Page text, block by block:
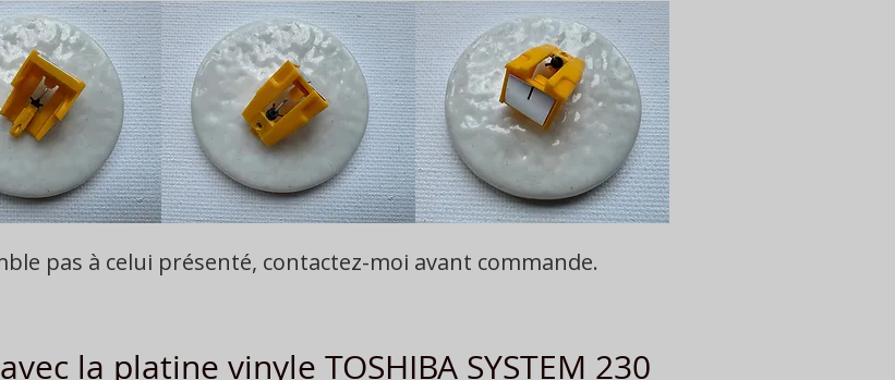
pas à celui présenté, contactez-moi avant commande.
la platine vinyle TOSHIBA SYSTEM 230